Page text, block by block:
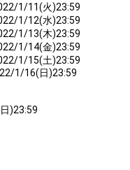
1/11(火)23:59
1/12(水)23:59
1/13(木)23:59
1/14(金)23:59
1/15(土)23:59
1/16(日)23:59
)23:59